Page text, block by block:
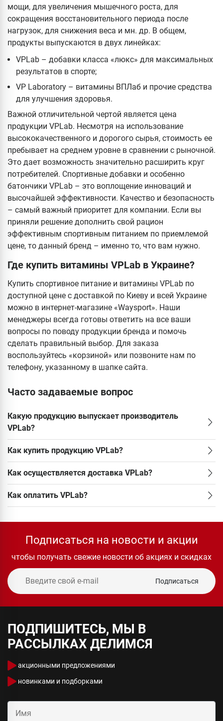
мощи, для увеличения мышечного роста, для
сокращения восстановительного периода после
нагрузок, для снижения веса и мн. др. В общем,
продукты выпускаются в двух линейках:
VPLab – добавки класса «люкс» для максимальных
результатов в спорте;
VP Laboratory – витамины ВПЛаб и прочие средства
для улучшения здоровья.
Важной отличительной чертой является цена
продукции VPLab. Несмотря на использование
высококачественного и дорогого сырья, стоимость ее
пребывает на среднем уровне в сравнении с рыночной.
Это дает возможность значительно расширить круг
потребителей. Спортивные добавки и особенно
батончики VPLab – это воплощение инноваций и
высочайшей эффективности. Качество и безопасность
– самый важный приоритет для компании. Если вы
приняли решение дополнить свой рацион
эффективным спортивным питанием по приемлемой
цене, то данный бренд – именно то, что вам нужно.
Где купить витамины VPLab в Украине?
Купить спортивное питание и витамины VPLab по
доступной цене с доставкой по Киеву и всей Украине
можно в интернет-магазине «Waysport». Наши
менеджеры всегда готовы ответить на все ваши
вопросы по поводу продукции бренда и помочь
сделать правильный выбор. Для заказа
воспользуйтесь «корзиной» или позвоните нам по
телефону, указанному в шапке сайта.
Часто задаваемые вопрос
Какую продукцию выпускает производитель
VPLab?
Как купить продукцию VPLab?
Как осуществляется доставка VPLab?
Как оплатить VPLab?
Подписаться на новости и акции
чтобы получать свежие новости об акциях и скидках
Подписаться
ПОДПИШИТЕСЬ, МЫ В
РАССЫЛКАХ ДЕЛИМСЯ
акционными предложениями
новинками и подборками